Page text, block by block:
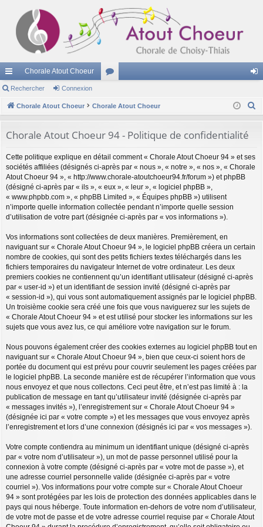
cc
ès
pi
de
Chorale Atout Choeur
u
s
ne
Rechercher Connexion
Chorale Atout Choeur Chorale Atout Choeur
Chorale Atout Choeur 94 - Politique de confidentialité
Cette politique explique en détail comment « Chorale Atout Choeur 94 » et ses
sociétés affiliées (désignés ci-après par « nous », « notre », « nos », « Chorale
Atout Choeur 94 », « http://www.chorale-atoutchoeur94.fr/forum ») et phpBB
(désigné ci-après par « ils », « eux », « leur », « logiciel phpBB »,
« www.phpbb.com », « phpBB Limited », « Équipes phpBB ») utilisent
n’importe quelle information collectée pendant n’importe quelle session
d’utilisation de votre part (désignée ci-après par « vos informations »).
Vos informations sont collectées de deux manières. Premièrement, en
naviguant sur « Chorale Atout Choeur 94 », le logiciel phpBB créera un certain
nombre de cookies, qui sont des petits fichiers textes téléchargés dans les
fichiers temporaires du navigateur Internet de votre ordinateur. Les deux
premiers cookies ne contiennent qu’un identifiant utilisateur (désigné ci-après
par « user-id ») et un identifiant de session invité (désigné ci-après par
« session-id »), qui vous sont automatiquement assignés par le logiciel phpBB.
Un troisième cookie sera créé une fois que vous naviguerez sur les sujets de
« Chorale Atout Choeur 94 » et est utilisé pour stocker les informations sur les
sujets que vous avez lus, ce qui améliore votre navigation sur le forum.
Nous pouvons également créer des cookies externes au logiciel phpBB tout en
naviguant sur « Chorale Atout Choeur 94 », bien que ceux-ci soient hors de
portée du document qui est prévu pour couvrir seulement les pages créées par
le logiciel phpBB. La seconde manière est de récupérer l’information que vous
nous envoyez et que nous collectons. Ceci peut être, et n’est pas limité à : la
publication de message en tant qu’utilisateur invité (désignée ci-après par
« messages invités »), l’enregistrement sur « Chorale Atout Choeur 94 »
(désignée ici par « votre compte ») et les messages que vous envoyez après
l’enregistrement et lors d’une connexion (désignés ici par « vos messages »).
Votre compte contiendra au minimum un identifiant unique (désigné ci-après
par « votre nom d’utilisateur »), un mot de passe personnel utilisé pour la
connexion à votre compte (désigné ci-après par « votre mot de passe »), et
une adresse courriel personnelle valide (désignée ci-après par « votre
courriel »). Vos informations pour votre compte sur « Chorale Atout Choeur
94 » sont protégées par les lois de protection des données applicables dans le
pays qui nous héberge. Toute information en-dehors de votre nom d’utilisateur,
de votre mot de passe et de votre adresse courriel requise par « Chorale Atout